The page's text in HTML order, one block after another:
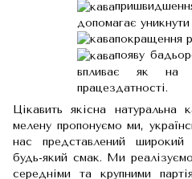
допомагає уникнути
покращення
появу
впливає як на
працездатності.
Цікавить якісна
мелену пропонуємо ми,
нас представлений широкий
будь-який смак. Ми
середніми та крупними